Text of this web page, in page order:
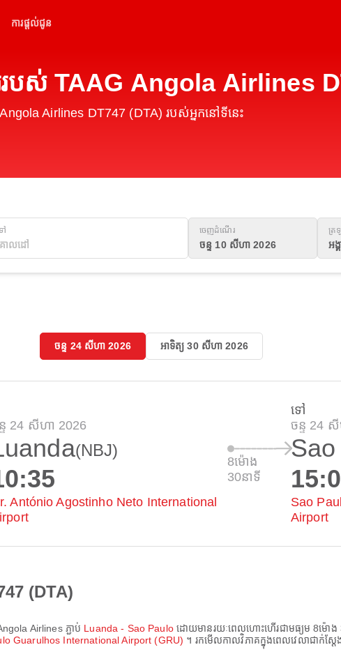
ការផ្តល់ជូន
របស់ TAAG Angola Airlines
Airlines DT747 (DTA) របស់អ្នកនៅទីនេះ
ចេញដំណើរ
ចន្ទ 10 សីហា 2026
ត្រ
អង្
ចន្ទ 24 សីហា 2026 អាទិត្យ 30 សីហា 2026
ទ 24 សីហា 2026
(NBJ)
António Agostinho Neto International
8ម៉ោង
30នាទី
ទៅ
ចន្ទ 24
Sao
Airport
(DTA)
Airlinesភ្ជាប់ Luanda - Sao Pauloដោយមានរយៈពេលហោះហើរជាមធ្យម8ម៉ោង
Guarulhos International Airport (GRU) ។ រកមើលកាលវិភាគក្នុងពេលវេលាជាក់ស្